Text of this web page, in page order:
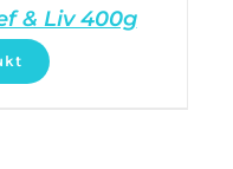
& Liv 400g